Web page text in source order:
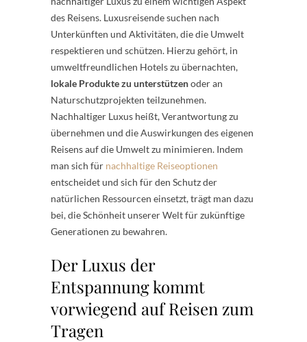
des Reisens. Luxusreisende suchen nach
Unterkünften und Aktivitäten, die die Umwelt
respektieren und schützen. Hierzu gehört, in
umweltfreundlichen Hotels zu übernachten,
lokale Produkte zu unterstützenoder an
Naturschutzprojekten teilzunehmen.
Nachhaltiger Luxus heißt, Verantwortung zu
übernehmen und die Auswirkungen des eigenen
Reisens auf die Umwelt zu minimieren. Indem
man sich für nachhaltige Reiseoptionen
entscheidet und sich für den Schutz der
natürlichen Ressourcen einsetzt, trägt man dazu
bei, die Schönheit unserer Welt für zukünftige
Generationen zu bewahren.
Der Luxus der
Entspannung kommt
vorwiegend auf Reisen zum
Tragen